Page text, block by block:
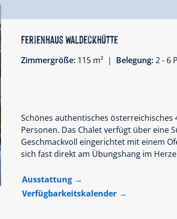
Ferienhaus Waldeckhütte
Zimmergröße: 115 m² | Belegung:2 - 6
Schönes authentisches österreichisches
Personen. Das Chalet verfügt über eine
Geschmackvoll eingerichtet mit einem
sich fast direkt am Übungshang im
Ausstattung
Verfügbarkeitskalender